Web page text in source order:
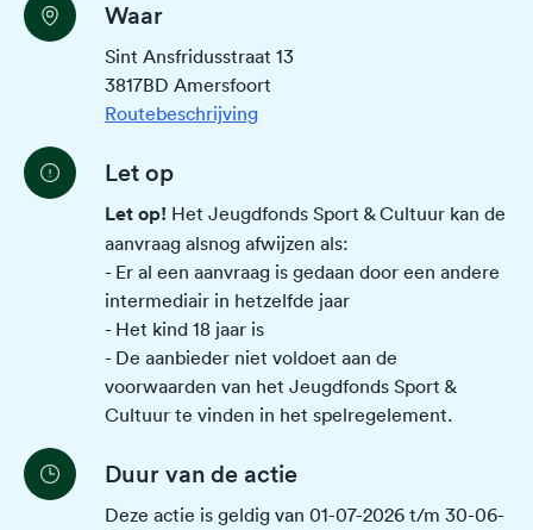
Waar
Sint Ansfridusstraat 13
3817BD Amersfoort
Routebeschrijving
Let op
Let op! Het Jeugdfonds Sport & Cultuur kan de
aanvraag alsnog afwijzen als:
- Er al een aanvraag is gedaan door een andere
intermediair in hetzelfde jaar
- Het kind 18 jaar is
- De aanbieder niet voldoet aan de
voorwaarden van het Jeugdfonds Sport &
Cultuur te vinden in het spelregelement.
Duur van de actie
Deze actie is geldig van 01-07-2026 t/m 30-06-